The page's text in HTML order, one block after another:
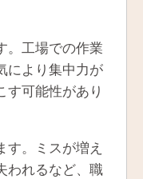
。工場での作業
により集中力が
す可能性があり
す。ミスが増え
われるなど、職